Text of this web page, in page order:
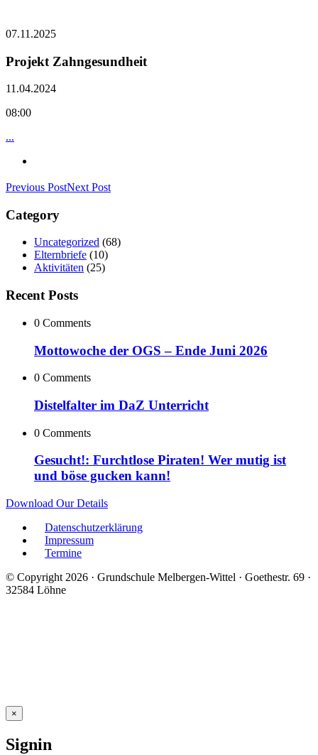
07.11.2025
Projekt Zahngesundheit
11.04.2024
08:00
...
Previous PostNext Post
Category
Uncategorized (68)
Elternbriefe (10)
Aktivitäten (25)
Recent Posts
0 Comments
Mottowoche der OGS – Ende Juni 2026
0 Comments
Distelfalter im DaZ Unterricht
0 Comments
Gesucht!: Furchtlose Piraten! Wer mutig ist
und böse gucken kann!
Download Our Details
Datenschutzerklärung
Impressum
Termine
© Copyright 2026 · Grundschule Melbergen-Wittel · Goethestr. 69 ·
32584 Löhne
×
Signin